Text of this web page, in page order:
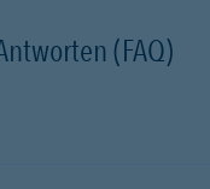
(FAQ)